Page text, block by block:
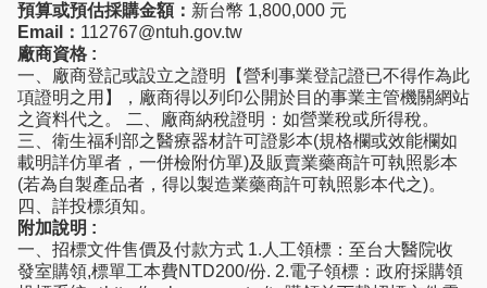
預算或預估採購金額： 新台幣 1,800,000 元
Email： 112767@ntuh.gov.tw
廠商資格 :
一、廠商登記或設立之證明【營利事業登記證已不得作為此
項證明之用】，廠商得以列印公開於目的事業主管機關網站
之資料代之。 二、廠商納稅證明：如營業稅或所得稅。
三、衛生福利部之醫療器材許可證影本(規格欄或效能欄如
載明詳仿單者，一併檢附仿單)及販賣業藥商許可執照影本
(若為自製產品者，得以製造業藥商許可執照影本代之)。
四、詳投標須知。
附加說明 :
一、招標文件售價及付款方式 1.人工領標：至台大醫院收
發室購領,標單工本費NTD200/份. 2.電子領標：政府採購領